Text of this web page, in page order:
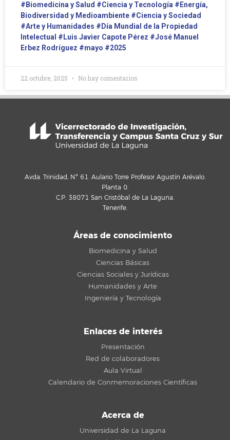
#Biomedicina y Salud #Ciencia y Tecnología #Energía,
Biodiversidad y Medioambiente #Ciencia y Sociedad
#Arte y Humanidades #Día Mundial de la Propiedad
Intelectual #Luis Javier Capote Pérez #José Manuel
Erbez Rodríguez #mayo #2025
22 octubre, 2025 No hay comentarios
Avda. Trinidad, Nº 61. Aulario Torre Profesor Agustín Arévalo.
Planta 0.
C.P. 38071 San Cristóbal de La Laguna.
Tenerife.
Áreas de conocimiento
Biomedicina y Salud
Ciencias Básicas
Ciencias Sociales y Jurídicas
Humanidades y Arte
Ingeniería y Tecnología
Enlaces de interés
Presentación
Red de colaboradores
Aula Virtual
Calendario de Conmemoraciones Científicas
Acerca de
Universidad de La Laguna